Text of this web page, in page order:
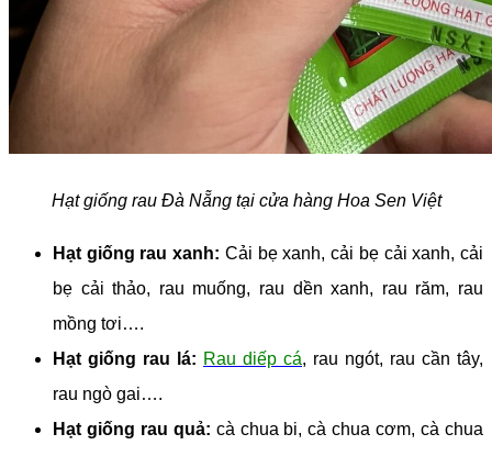
Hạt giống rau Đà Nẵng tại cửa hàng Hoa Sen Việt
Hạt giống rau xanh: Cải bẹ xanh, cải bẹ cải xanh, cải
bẹ cải thảo, rau muống, rau dền xanh, rau răm, rau
mồng tơi….
Hạt giống rau lá: Rau diếp cá, rau ngót, rau cần tây,
rau ngò gai….
Hạt giống rau quả: cà chua bi, cà chua cơm, cà chua